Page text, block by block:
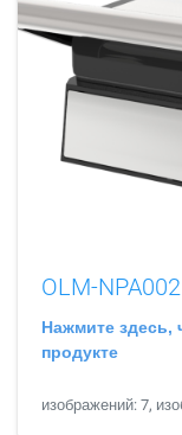
OLM-NPA002
Нажмите
продукте
изображений: 7,